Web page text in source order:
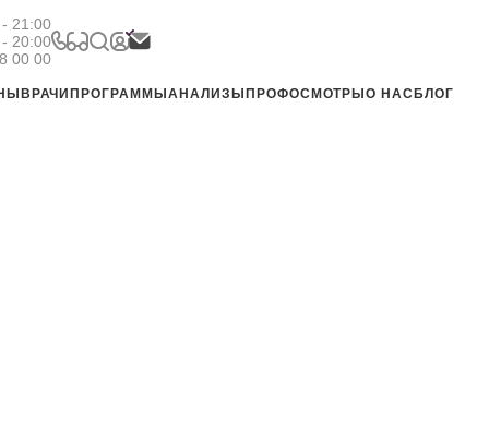
21:00
20:00
00 00
ВРАЧИ ПРОГРАММЫАНАЛИЗЫ ПРОФОСМОТРЫО НАС БЛОГ